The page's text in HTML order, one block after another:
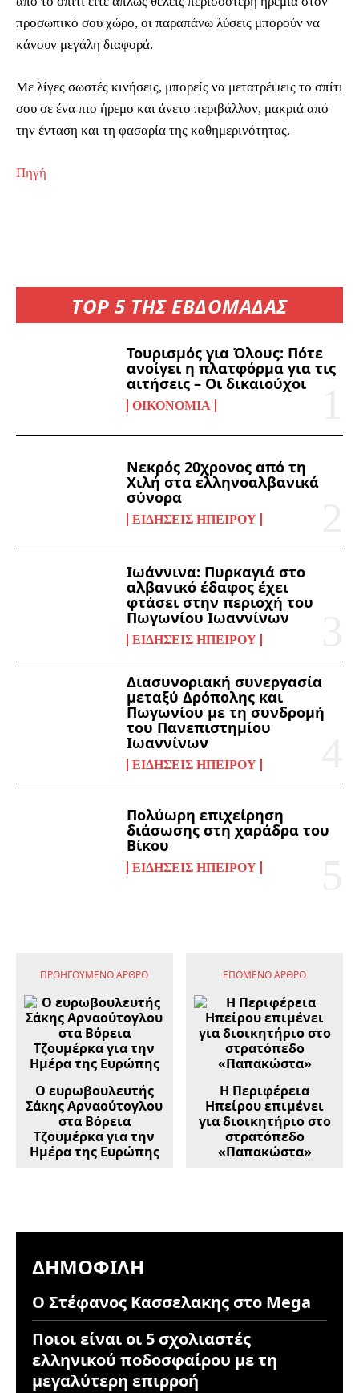
TOP 5 ΤΗΣ ΕΒΔΟΜΑΔΑΣ
Τουρισμός για Όλους: Πότε
ανοίγει η πλατφόρμα για τις
αιτήσεις – Οι δικαιούχοι
ΟΙΚΟΝΟΜΊΑ
Νεκρός 20χρονος από τη
Χιλή στα ελληνοαλβανικά
σύνορα
ΕΙΔΉΣΕΙΣ ΗΠΕΊΡΟΥ
Ιωάννινα: Πυρκαγιά στο
αλβανικό έδαφος έχει
φτάσει στην περιοχή του
Πωγωνίου Ιωαννίνων
ΕΙΔΉΣΕΙΣ ΗΠΕΊΡΟΥ
Διασυνοριακή συνεργασία
μεταξύ Δρόπολης και
Πωγωνίου με τη συνδρομή
του Πανεπιστημίου
Ιωαννίνων
ΕΙΔΉΣΕΙΣ ΗΠΕΊΡΟΥ
Πολύωρη επιχείρηση
διάσωσης στη χαράδρα του
Βίκου
ΕΙΔΉΣΕΙΣ ΗΠΕΊΡΟΥ
προσωπικό σου χώρο, οι παραπάνω λύσεις μπορούν να
κάνουν μεγάλη διαφορά.
Με λίγες σωστές κινήσεις, μπορείς να μετατρέψεις το σπίτι
σου σε ένα πιο ήρεμο και άνετο περιβάλλον, μακριά από
την ένταση και τη φασαρία της καθημερινότητας.
Πηγή
ΠΡΟΗΓΟΎΜΕΝΟ ΆΡΘΡΟ
Ο ευρωβουλευτής
Σάκης Αρναούτογλου
στα Βόρεια
Τζουμέρκα για την
Ημέρα της Ευρώπης
ΕΠΌΜΕΝΟ ΆΡΘΡΟ
Η Περιφέρεια
Ηπείρου επιμένει
για διοικητήριο στο
στρατόπεδο
«Παπακώστα»
ΔΗΜΟΦΙΛΉ
Ο Στέφανος Κασσελακης στο Mega
Ποιοι είναι οι 5 σχολιαστές
ελληνικού ποδοσφαίρου με τη
μεγαλύτερη επιρροή